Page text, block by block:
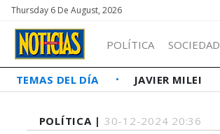
Thursday 6 De August, 2026
POLÍTICA SOCIEDAD
TEMAS DEL DÍA JAVIER MILEI
POLÍTICA | 30-12-2024 20:36